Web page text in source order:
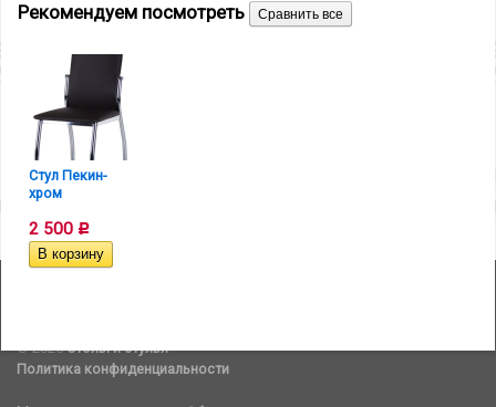
Рекомендуем посмотреть
Стул Пекин-
хром
2 500 Р
© 2026Столы и стулья
Политика конфиденциальности